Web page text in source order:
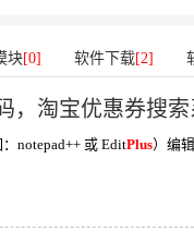
块[0] 软件下载[2]
，淘宝优惠券搜
notepad++ 或 EditPlus）编